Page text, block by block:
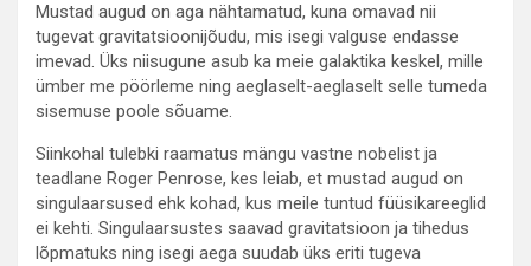
Mustad augud on aga nähtamatud, kuna omavad nii
tugevat gravitatsioonijõudu, mis isegi valguse endasse
imevad. Üks niisugune asub ka meie galaktika keskel, mille
ümber me pöörleme ning aeglaselt-aeglaselt selle tumeda
sisemuse poole sõuame.
Siinkohal tulebki raamatus mängu vastne nobelist ja
teadlane Roger Penrose, kes leiab, et mustad augud on
singulaarsused ehk kohad, kus meile tuntud füüsikareeglid
ei kehti. Singulaarsustes saavad gravitatsioon ja tihedus
lõpmatuks ning isegi aega suudab üks eriti tugeva